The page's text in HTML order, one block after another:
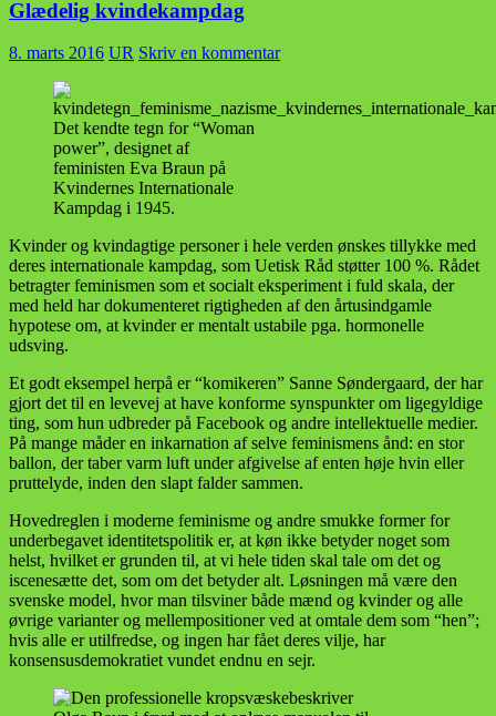
Glædelig kvindekampdag
8. marts 2016 UR Skriv en kommentar
Det kendte tegn for “Woman
power”, designet af
feministen Eva Braun på
Kvindernes Internationale
Kampdag i 1945.
Kvinder og kvindagtige personer i hele verden ønskes tillykke med
deres internationale kampdag, som Uetisk Råd støtter 100 %. Rådet
betragter feminismen som et socialt eksperiment i fuld skala, der
med held har dokumenteret rigtigheden af den årtusindgamle
hypotese om, at kvinder er mentalt ustabile pga. hormonelle
udsving.
Et godt eksempel herpå er “komikeren” Sanne Søndergaard, der har
gjort det til en levevej at have konforme synspunkter om ligegyldige
ting, som hun udbreder på Facebook og andre intellektuelle medier.
På mange måder en inkarnation af selve feminismens ånd: en stor
ballon, der taber varm luft under afgivelse af enten høje hvin eller
pruttelyde, inden den slapt falder sammen.
Hovedreglen i moderne feminisme og andre smukke former for
underbegavet identitetspolitik er, at køn ikke betyder noget som
helst, hvilket er grunden til, at vi hele tiden skal tale om det og
iscenesætte det, som om det betyder alt. Løsningen må være den
svenske model, hvor man tilsviner både mænd og kvinder og alle
øvrige varianter og mellempositioner ved at omtale dem som “hen”;
hvis alle er utilfredse, og ingen har fået deres vilje, har
konsensusdemokratiet vundet endnu en sejr.